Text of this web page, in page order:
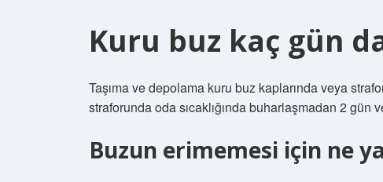
Kuru buz kaç gün
Taşıma ve depolama kuru buz kaplarında veya
straforunda oda sıcaklığında buharlaşmadan 2 gün
Buzun erimemesi için ne